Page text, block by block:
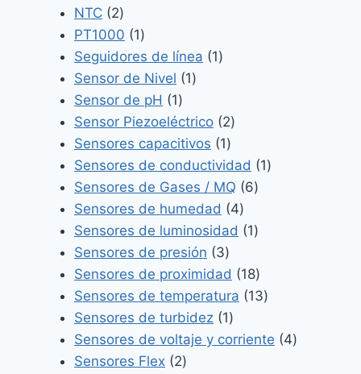
NTC 22
productos
PT1000 11
producto
Seguidores de línea 11
Sensor de Nivel 11
Sensor de pH 11
producto
Sensor Piezoeléctrico 22
productos
Sensores capacitivos 11
producto
Sensores de conductividad 11
Sensores de Gases / MQ 66
Sensores de humedad 44
productos
Sensores de luminosidad 11
Sensores de presión 33
productos
Sensores de proximidad 1818
productos
Sensores de temperatura 1313
Sensores de turbidez 11
producto
Sensores de voltaje y corriente 44
Sensores Flex 22